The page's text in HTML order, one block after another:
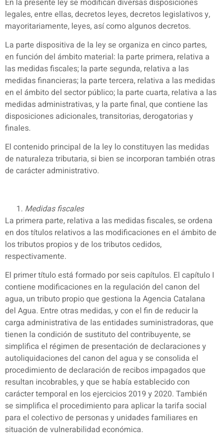
legales, entre ellas, decretos leyes, decretos legislativos y,
mayoritariamente, leyes, así como algunos decretos.
La parte dispositiva de la ley se organiza en cinco partes,
en función del ámbito material: la parte primera, relativa a
las medidas fiscales; la parte segunda, relativa a las
medidas financieras; la parte tercera, relativa a las medidas
en el ámbito del sector público; la parte cuarta, relativa a las
medidas administrativas, y la parte final, que contiene las
disposiciones adicionales, transitorias, derogatorias y
finales.
El contenido principal de la ley lo constituyen las medidas
de naturaleza tributaria, si bien se incorporan también otras
de carácter administrativo.
Medidas fiscales
La primera parte, relativa a las medidas fiscales, se ordena
en dos títulos relativos a las modificaciones en el ámbito de
los tributos propios y de los tributos cedidos,
respectivamente.
El primer título está formado por seis capítulos. El capítulo I
contiene modificaciones en la regulación del canon del
agua, un tributo propio que gestiona la Agencia Catalana
del Agua. Entre otras medidas, y con el fin de reducir la
carga administrativa de las entidades suministradoras, que
tienen la condición de sustituto del contribuyente, se
simplifica el régimen de presentación de declaraciones y
autoliquidaciones del canon del agua y se consolida el
procedimiento de declaración de recibos impagados que
resultan incobrables, y que se había establecido con
carácter temporal en los ejercicios 2019 y 2020. También
se simplifica el procedimiento para aplicar la tarifa social
para el colectivo de personas y unidades familiares en
situación de vulnerabilidad económica.